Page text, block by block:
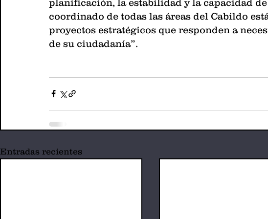
planificación, la estabilidad y la capacidad
coordinado de todas las áreas del Cabildo
proyectos estratégicos que responden a
de su ciudadanía”.
Entradas recientes